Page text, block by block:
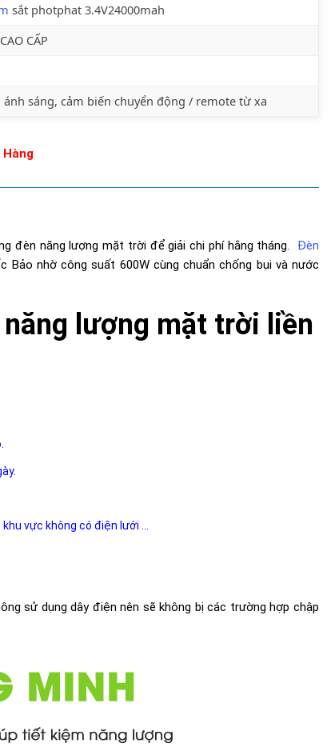
sắt photphat 3.4V24000mah
CẤP
ánh sáng, cảm biến chuyển động / remote từ xa
Hàng
đèn năng lượng mặt trời để giải chi phí hằng tháng. Đèn
Bảo nhờ công suất 600W cùng chuẩn chống bụi và nước
lượng mặt trời liền
vực không có điện lưới ...
sử dụng dây điện nên sẽ không bị các trường hợp chập